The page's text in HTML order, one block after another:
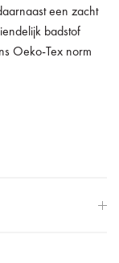
een zacht
badstof
Oeko-Tex norm